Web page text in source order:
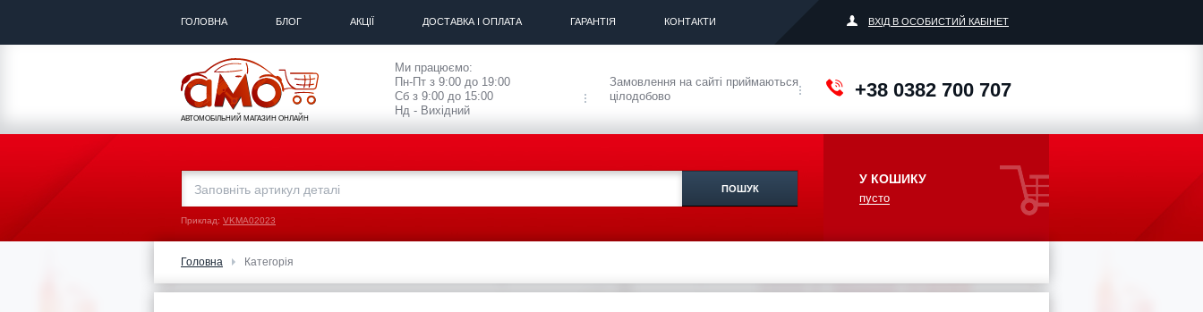
ГОЛОВНА БЛОГ АКЦІЇ ДОСТАВКА І ОПЛАТА ГАРАНТІЯ КОНТАКТИ ВХІД В ОСОБИСТИЙ КАБІНЕТ
АВТОМОБІЛЬНИЙ МАГАЗИН ОНЛАЙН
Ми працюємо:
Пн-Пт з 9:00 до 19:00
Сб з 9:00 до 15:00
Нд - Вихідний
Замовлення на сайті приймаються
цілодобово
+38 0382 700 707
Приклад: VKMA02023
У КОШИКУ
пусто
Головна Категорія